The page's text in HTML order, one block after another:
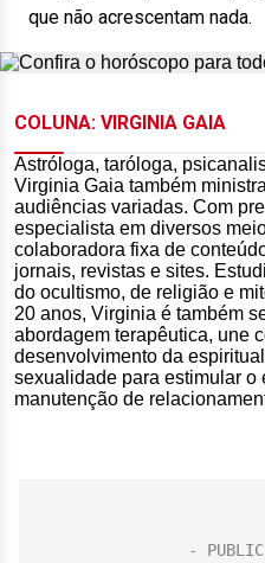
COLUNA: VIRGINIA GAIA
Astróloga, taróloga,
Virginia Gaia também
audiências variadas. Com
especialista em diversos
colaboradora fixa de
jornais, revistas e sites.
do ocultismo, de religião e
20 anos, Virginia é também
abordagem terapêutica, une
desenvolvimento da
sexualidade para estimular o
manutenção de
que não acrescentam nada.